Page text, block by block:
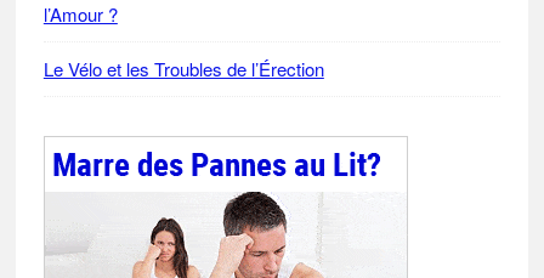
l’Amour ?
Le Vélo et les Troubles de l’Érection